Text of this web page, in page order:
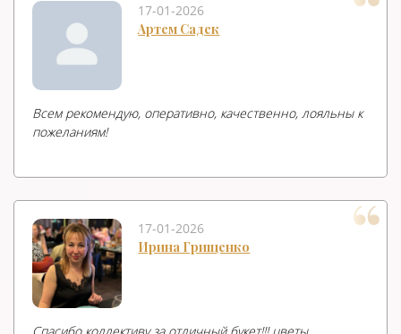
17-01-2026
Артем Садек
Всем рекомендую, оперативно, качественно, лояльны к
пожеланиям!
17-01-2026
Ирина Грищенко